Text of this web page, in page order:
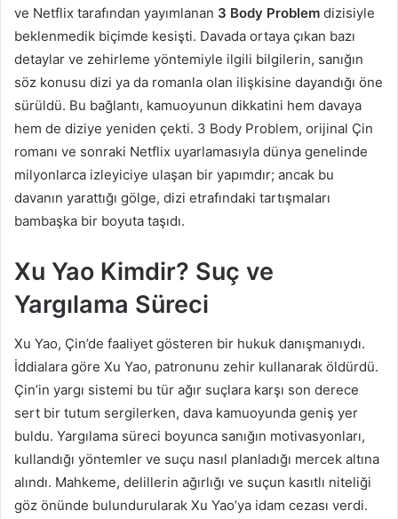
ve Netflix tarafından yayımlanan 3 Body Problem dizisiyle
beklenmedik biçimde kesişti. Davada ortaya çıkan bazı
detaylar ve zehirleme yöntemiyle ilgili bilgilerin, sanığın
söz konusu dizi ya da romanla olan ilişkisine dayandığı öne
sürüldü. Bu bağlantı, kamuoyunun dikkatini hem davaya
hem de diziye yeniden çekti. 3 Body Problem, orijinal Çin
romanı ve sonraki Netflix uyarlamasıyla dünya genelinde
milyonlarca izleyiciye ulaşan bir yapımdır; ancak bu
davanın yarattığı gölge, dizi etrafındaki tartışmaları
bambaşka bir boyuta taşıdı.
Xu Yao Kimdir? Suç ve
Yargılama Süreci
Xu Yao, Çin’de faaliyet gösteren bir hukuk danışmanıydı.
İddialara göre Xu Yao, patronunu zehir kullanarak öldürdü.
Çin’in yargı sistemi bu tür ağır suçlara karşı son derece
sert bir tutum sergilerken, dava kamuoyunda geniş yer
buldu. Yargılama süreci boyunca sanığın motivasyonları,
kullandığı yöntemler ve suçu nasıl planladığı mercek altına
alındı. Mahkeme, delillerin ağırlığı ve suçun kasıtlı niteliği
göz önünde bulundurularak Xu Yao’ya idam cezası verdi.